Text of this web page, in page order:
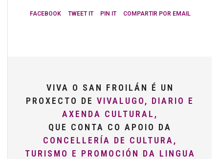
FACEBOOK TWEET IT PIN IT COMPARTIR POR EMAIL
VIVA O SAN FROILÁN É UN
PROXECTO DE VIVALUGO, DIARIO E
AXENDA CULTURAL,
QUE CONTA CO APOIO DA
CONCELLERÍA DE CULTURA,
TURISMO E PROMOCIÓN DA LINGUA